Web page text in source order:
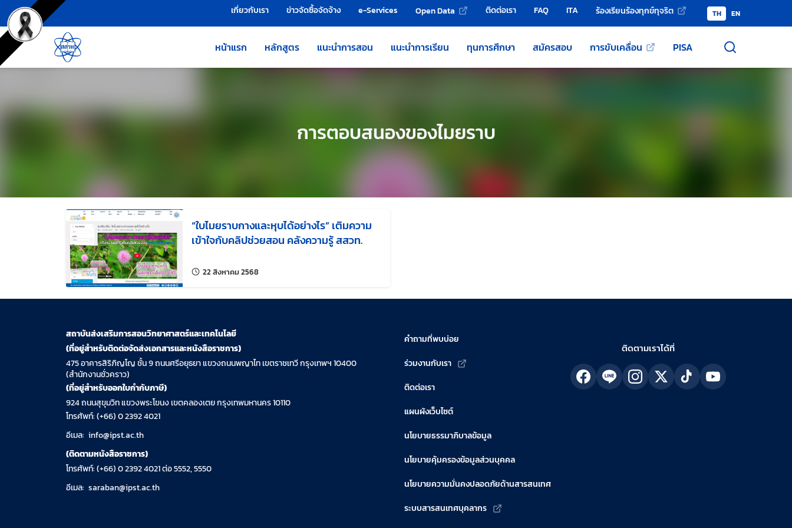
ข้ามไปยังเนื้อหาหลัก
เครื่องมือช่วยเหลือ เกี่ยวกับเรา ข่าวจัดซื้อจัดจ้าง e-Services Open Data ติดต่อเรา FAQ ITA ร้องเรียนร้องทุกข์ทุจริต TH EN
หน้าแรก หลักสูตร แนะนำการสอน แนะนำการเรียน ทุนการศึกษา สมัครสอบ การขับเคลื่อน PISA
การตอบสนองของไมยราบ
“ใบไมยราบกางและหุบได้อย่างไร” เติมความ
เข้าใจกับคลิปช่วยสอน คลังความรู้ สสวท.
22 สิงหาคม 2568แก้ไขล่าสุดเมื่อ:
สถาบันส่งเสริมการสอนวิทยาศาสตร์และเทคโนโลยี
(ที่อยู่สำหรับติดต่อจัดส่งเอกสารและหนังสือราชการ)
475 อาคารสิริภิญโญ ชั้น 9 ถนนศรีอยุธยา แขวงถนนพญาไท เขตราชเทวี กรุงเทพฯ 10400
(สำนักงานชั่วคราว)
(ที่อยู่สำหรับออกใบกำกับภาษี)
924 ถนนสุขุมวิท แขวงพระโขนง เขตคลองเตย กรุงเทพมหานคร 10110
โทรศัพท์: (+66) 0 2392 4021
อีเมล: info@ipst.ac.th
(ติดตามหนังสือราชการ)
โทรศัพท์: (+66) 0 2392 4021 ต่อ 5552, 5550
อีเมล: saraban@ipst.ac.th
คำถามที่พบบ่อย
ร่วมงานกับเรา
ติดต่อเรา
แผนผังเว็บไซต์
นโยบายธรรมาภิบาลข้อมูล
นโยบายคุ้มครองข้อมูลส่วนบุคคล
นโยบายความมั่นคงปลอดภัยด้านสารสนเทศ
ระบบสารสนเทศบุคลากร
ติดตามเราได้ที่